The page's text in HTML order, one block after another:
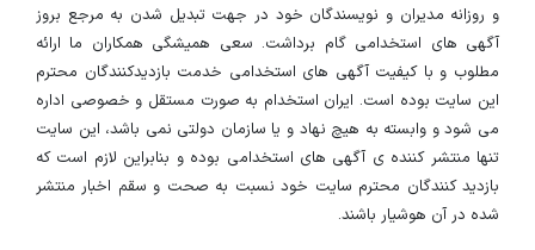
و روزانه مدیران و نویسندگان خود در جهت تبدیل شدن به مرجع بروز
آگهی های استخدامی گام برداشت. سعی همیشگی همکاران ما ارائه
مطلوب و با کیفیت آگهی های استخدامی خدمت بازدیدکنندگان محترم
این سایت بوده است. ایران استخدام به صورت مستقل و خصوصی اداره
می شود و وابسته به هیچ نهاد و یا سازمان دولتی نمی باشد، این سایت
تنها منتشر کننده ی آگهی های استخدامی بوده و بنابراین لازم است که
بازدید کنندگان محترم سایت خود نسبت به صحت و سقم اخبار منتشر
شده در آن هوشیار باشند.